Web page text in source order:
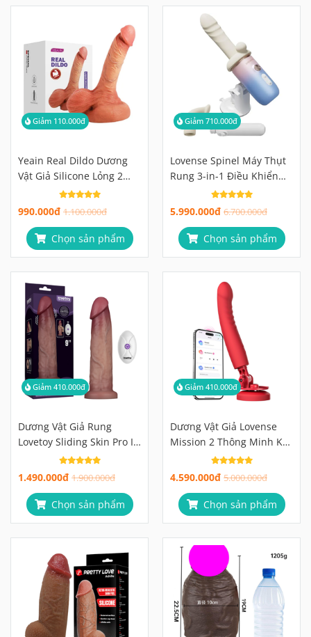
Giảm 110.000đ
Yeain Real Dildo Dương
Vật Giả Silicone Lỏng 2
Lớp, Siêu Mềm Như Thật
Có Đế Hút Tường
990.000đ 1.100.000đ
Chọn sản phẩm
Giảm 710.000đ
Lovense Spinel Máy Thụt
Rung 3-in-1 Điều Khiển
Qua App Cao Cấp
5.990.000đ 6.700.000đ
Chọn sản phẩm
Giảm 410.000đ
Dương Vật Giả Rung
Lovetoy Sliding Skin Pro II
Đột Phá Với Công Nghệ Da
Trượt Siêu Thực
1.490.000đ 1.900.000đ
Chọn sản phẩm
Giảm 410.000đ
Dương Vật Giả Lovense
Mission 2 Thông Minh Kết
4.590.000đ 5.000.000đ
Chọn sản phẩm